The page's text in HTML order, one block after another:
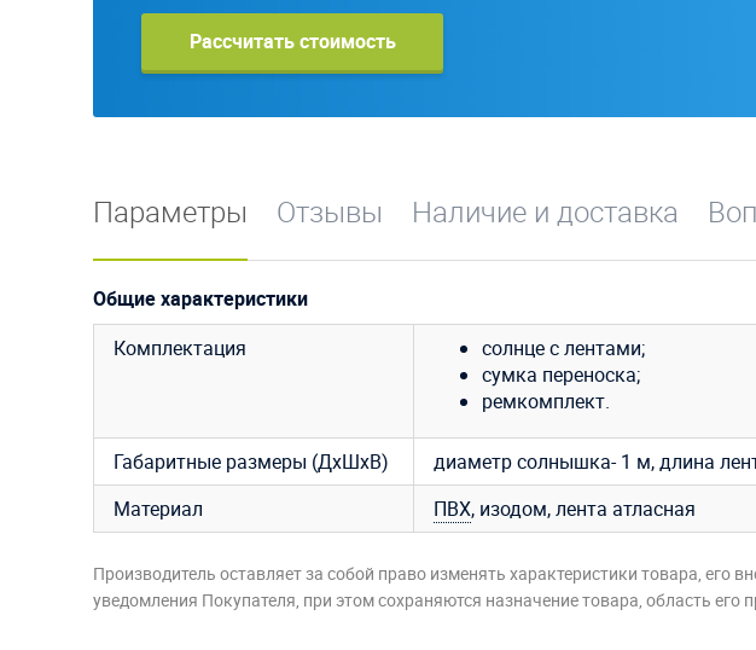
Рассчитать стоимость
Параметры Отзывы Наличие и доставка
Общие характеристики
Комплектация
солнце с лентами;
сумка переноска;
ремкомплект.
Габаритные размеры (ДхШхВ)
диаметр солнышка- 1 м, длина
Материал
ПВХ, изодом, лента атласная
Производитель оставляет за собой право изменять характеристики товара, его
уведомления Покупателя, при этом сохраняются назначение товара, область его